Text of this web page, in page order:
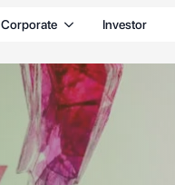
Corporate Investor